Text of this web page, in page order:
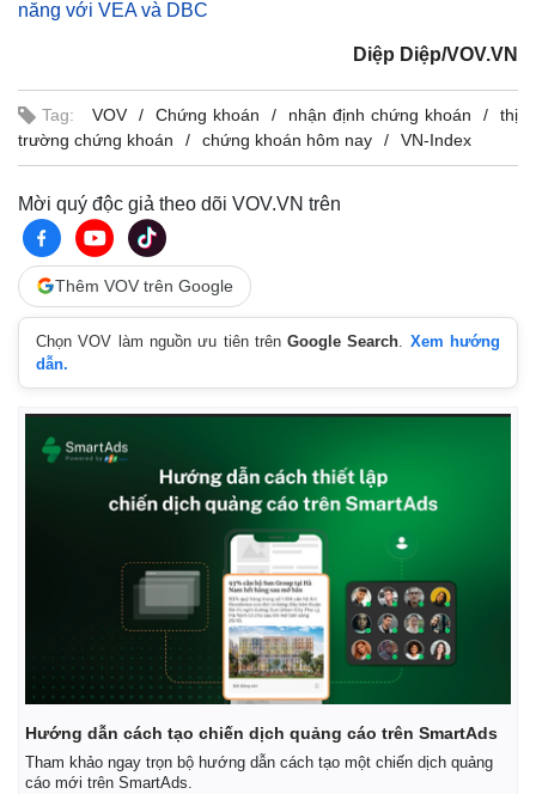
năng với VEA và DBC
Diệp Diệp/VOV.VN
Tag: VOV Chứng khoán nhận định chứng khoán
thị
trường chứng khoán
chứng khoán hôm nay VN-Index
Mời quý độc giả theo dõi VOV.VN trên
Thêm VOV trên Google
Chọn VOV làm nguồn ưu tiên trênGoogle Search
Xem hướng
dẫn.
Hướng dẫn cách tạo chiến dịch quảng cáo trên SmartAds
Tham khảo ngay trọn bộ hướng dẫn cách tạo một chiến dịch quảng
cáo mới trên SmartAds.